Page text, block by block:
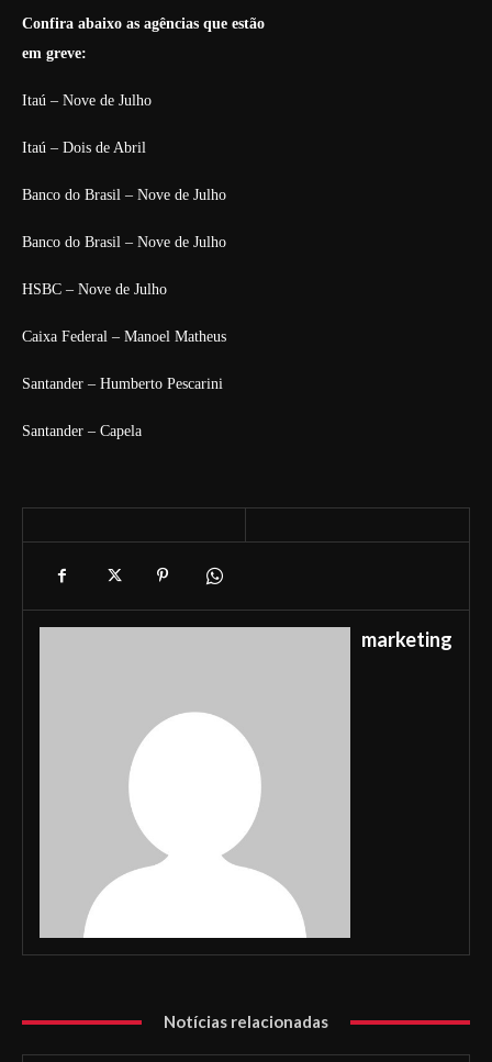
Confira abaixo as agências que estão
em greve:
Itaú – Nove de Julho
Itaú – Dois de Abril
Banco do Brasil – Nove de Julho
Banco do Brasil – Nove de Julho
HSBC – Nove de Julho
Caixa Federal – Manoel Matheus
Santander – Humberto Pescarini
Santander – Capela
marketing
Notícias relacionadas